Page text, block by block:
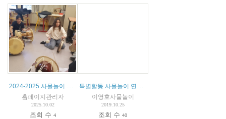
2024-2025 사물놀이 특별 활동
홈페이지관리자
2025.10.02
조회 수 4
특별할동 사물놀이 연간 계획표 2019-2020
이영호사물놀이
2019.10.25
조회 수40